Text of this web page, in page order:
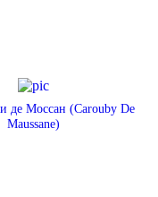
де Моссан (Carouby De
Maussane)